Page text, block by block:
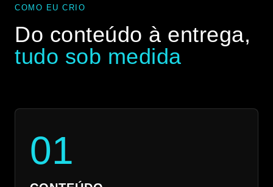
COMO EU CRIO
Do conteúdo à entrega,
tudo sob medida
01